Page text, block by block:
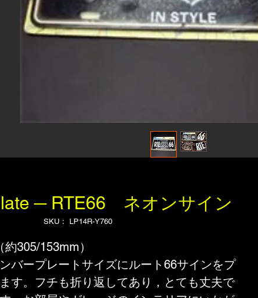
─ RTE66 ネオンサイン
SKU： LP14R-Y760
305/153mm）
バープレートサイズにルート66サインをプ
す。フチも折り返してあり，とても丈夫で